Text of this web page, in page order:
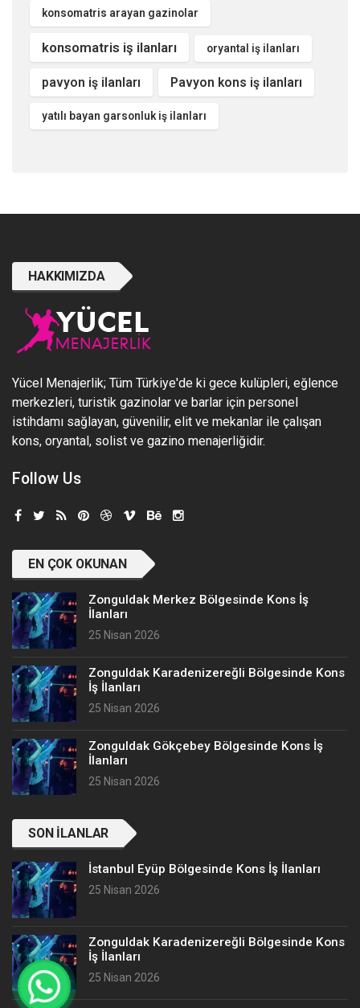
konsomatris arayan gazinolar
konsomatris iş ilanları oryantal iş ilanları
pavyon iş ilanları Pavyon kons iş ilanları
yatılı bayan garsonluk iş ilanları
HAKKIMIZDA
Yücel Menajerlik; Tüm Türkiye'de ki gece kulüpleri, eğlence
merkezleri, turistik gazinolar ve barlar için personel
istihdamı sağlayan, güvenilir, elit ve mekanlar ile çalışan
kons, oryantal, solist ve gazino menajerliğidir.
Follow Us
EN ÇOK OKUNAN
Zonguldak Merkez Bölgesinde Kons İş
İlanları
25 Nisan 2026
Zonguldak Karadenizereğli Bölgesinde Kons
İş İlanları
25 Nisan 2026
Zonguldak Gökçebey Bölgesinde Kons İş
İlanları
25 Nisan 2026
SON İLANLAR
İstanbul Eyüp Bölgesinde Kons İş İlanları
25 Nisan 2026
Zonguldak Karadenizereğli Bölgesinde Kons
İş İlanları
25 Nisan 2026